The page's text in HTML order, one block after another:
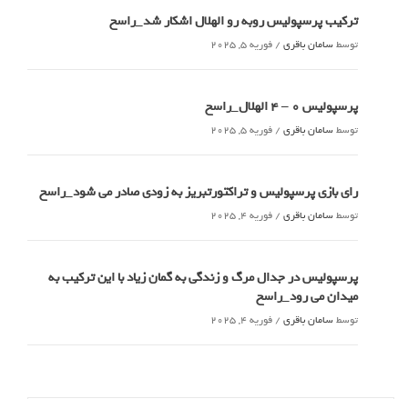
ترکیب پرسپولیس روبه رو الهلال اشکار شد_راسخ
توسطسامان باقری / فوریه 5, 2025
پرسپولیس 0 – ۴ الهلال_راسخ
توسطسامان باقری / فوریه 5, 2025
رای بازی پرسپولیس و تراکتورتبریز به زودی صادر می شود_راسخ
توسطسامان باقری / فوریه 4, 2025
پرسپولیس در جدال مرگ و زندگی به گمان زیاد با این ترکیب به
میدان می رود_راسخ
توسطسامان باقری / فوریه 4, 2025